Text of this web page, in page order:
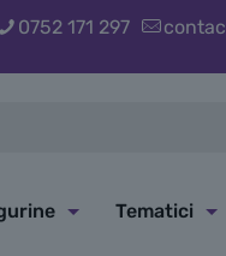
0752 171 297
Tematici